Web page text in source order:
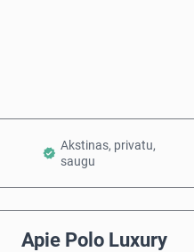
Akstinas, privatu,
saugu
Apie Polo Luxury